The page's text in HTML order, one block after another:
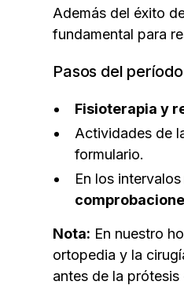
Además del éxito
fundamental para
Pasos del
Fisioterapia y
Actividades de
formulario.
En los
Nota: En nuestro
ortopedia y la
antes de la